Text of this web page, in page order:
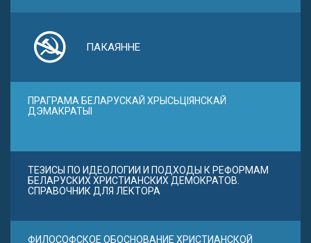
ПАКАЯННЕ
ПРАГРАМА БЕЛАРУСКАЙ ХРЫСЬЦІЯНСКАЙ
ДЭМАКРАТЫІ
ТЕЗИСЫ ПО ИДЕОЛОГИИ И ПОДХОДЫ К РЕФОРМАМ
БЕЛАРУСКИХ ХРИСТИАНСКИХ ДЕМОКРАТОВ.
СПРАВОЧНИК ДЛЯ ЛЕКТОРА
ФИЛОСОФСКОЕ ОБОСНОВАНИЕ ХРИСТИАНСКОЙ